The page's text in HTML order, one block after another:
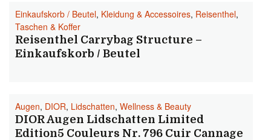
Einkaufskorb / Beutel, Kleidung & Accessoires, Reisenthel,
Taschen & Koffer
Reisenthel Carrybag Structure –
Einkaufskorb / Beutel
Augen, DIOR, Lidschatten, Wellness & Beauty
DIOR Augen Lidschatten Limited
Edition5 Couleurs Nr. 796 Cuir Cannage